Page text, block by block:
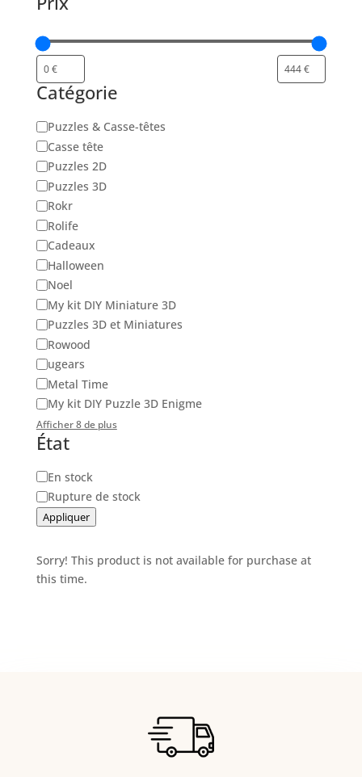
Catégorie
Catégorie
Puzzles & Casse-têtes
Casse tête
Puzzles 2D
Puzzles 3D
Rokr
Rolife
Cadeaux
Halloween
Noel
My kit DIY Miniature 3D
Puzzles 3D et Miniatures
Rowood
ugears
Metal Time
My kit DIY Puzzle 3D Enigme
Afficher 8 de plus
État
Disponibilité
En stock
Rupture de stock
Appliquer
Sorry! This product is not available for purchase at
this time.